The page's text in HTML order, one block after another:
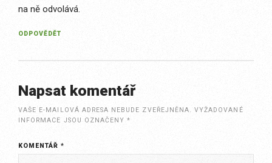
na ně odvolává.
ODPOVĚDĚT
Napsat komentář
VAŠE E-MAILOVÁ ADRESA NEBUDE ZVEŘEJNĚNA.
VYŽADOVANÉ
INFORMACE JSOU OZNAČENY*
KOMENTÁŘ*